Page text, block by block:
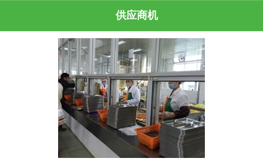
供应商机